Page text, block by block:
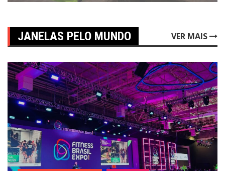
JANELAS PELO MUNDO VER MAIS